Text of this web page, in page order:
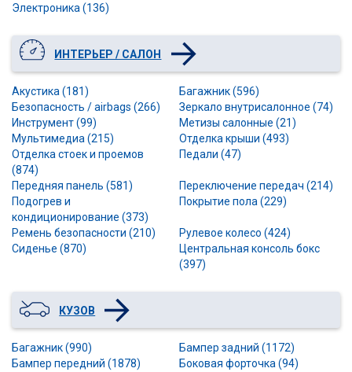
Электроника (136)
ИНТЕРЬЕР / САЛОН
Акустика (181)
Багажник (596)
Безопасность / airbags (266)
Зеркало внутрисалонное (74)
Инструмент (99)
Метизы салонные (21)
Мультимедиа (215)
Отделка крыши (493)
Отделка стоек и проемов
(874)
Педали (47)
Передняя панель (581)
Переключение передач (214)
Подогрев и
кондиционирование (373)
Покрытие пола (229)
Ремень безопасности (210)
Рулевое колесо (424)
Сиденье (870)
Центральная консоль бокс
(397)
КУЗОВ
Багажник (990)
Бампер задний (1172)
Бампер передний (1878)
Боковая форточка (94)